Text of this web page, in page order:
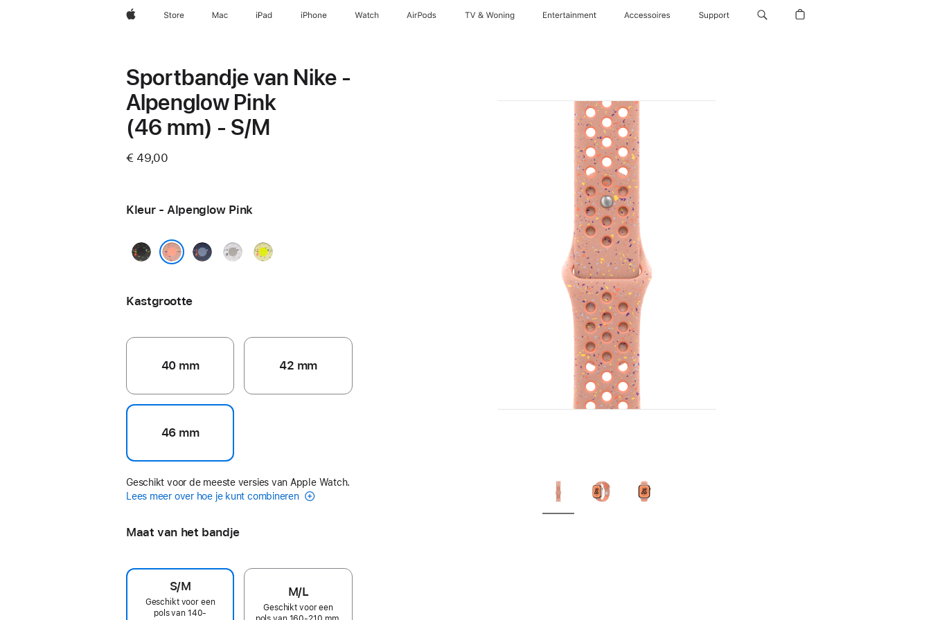
AppleStore Mac iPad iPhone Watch AirPods TV & Woning Entertainment Accessoires Support
Sportbandje van Nike -
Alpenglow Pink
(46 mm) - S/M
€ 49,00
Kleur - Alpenglow Pink
Midnight
Blue
VeiledVolt
Kastgrootte
40 mm 42 mm
46 mm
Geschikt voor de meeste versies van Apple Watch.
Lees meer over hoe je kunt combineren
Maat van het bandje
S/M
Geschikt voor een
pols van 140-
M/L
Geschikt voor een